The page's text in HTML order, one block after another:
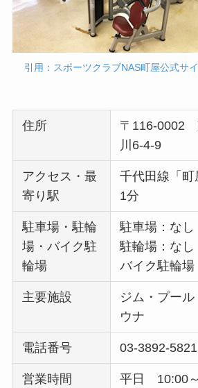
引用：スポーツクラブNAS町屋公式サ
住所
〒116-0002
川6-4-9
アクセス・最
寄り駅
千代田線「
1分
駐車場・駐輪
場・バイク駐
輪場
駐車場：なし
駐輪場：なし
バイク駐輪場
主要施設
ジム・プー
ウナ
電話番号 03-3892-5821
営業時間
平日 10:00